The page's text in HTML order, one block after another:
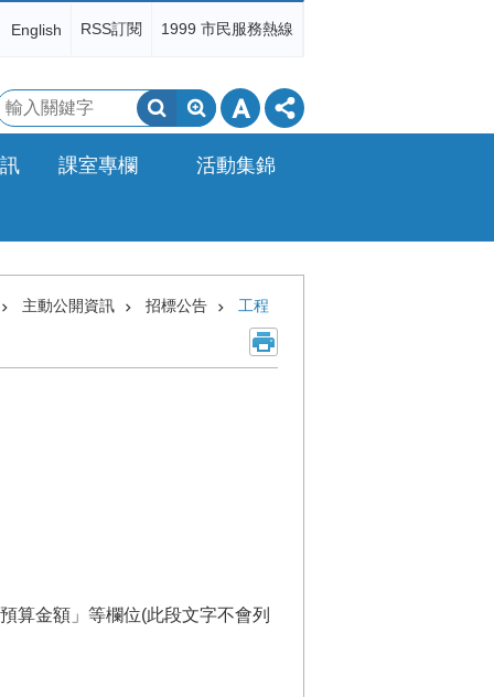
English RSS訂閱 1999 市民服務熱線
搜
尋
課室專欄 活動集錦
主動公開資訊 招標公告 工程
算金額」等欄位(此段文字不會列